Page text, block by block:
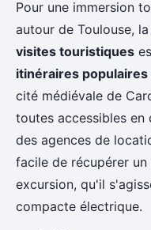
Pour une immersion
autour de Toulouse, la
visites touristiques
itinéraires
cité médiévale de
toutes accessibles en
des agences de
facile de récupérer
excursion, qu'il
compacte électrique.